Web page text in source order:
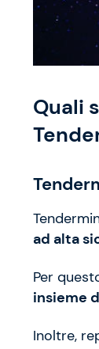
Quali
ad alta
Per
insieme
Inoltre,